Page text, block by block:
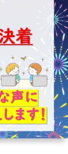
芽
育
と
は？